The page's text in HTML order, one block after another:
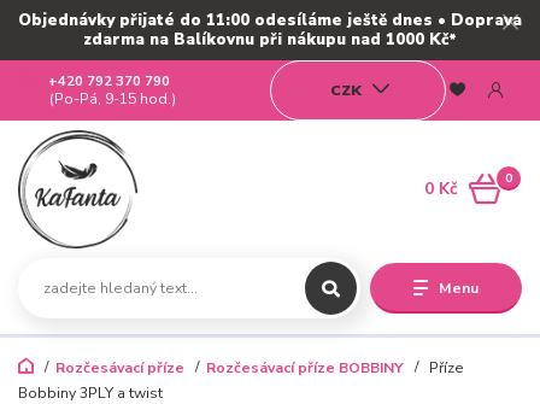
Objednávky přijaté do 11:00 odesíláme ještě dnes • Doprava
zdarma na Balíkovnu při nákupu nad 1000 Kč*
Menu
CZK
+420 792 370 790
(Po-Pá, 9-15 hod.)
0
0 Kč
Rozčesávací příze Rozčesávací příze BOBBINY
Příze
Bobbiny 3PLY a twist